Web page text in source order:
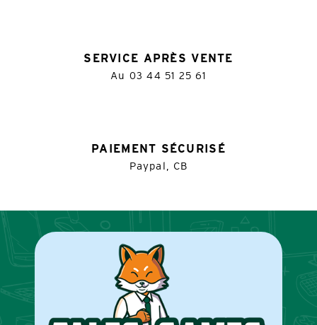
SERVICE APRÈS VENTE
Au 03 44 51 25 61
PAIEMENT SÉCURISÉ
Paypal, CB